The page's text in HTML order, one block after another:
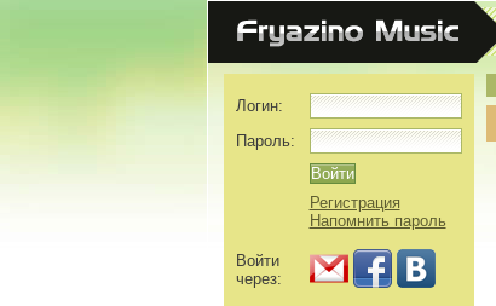
Логин:
Пароль:
Регистрация
Напомнить пароль
Войти
через: